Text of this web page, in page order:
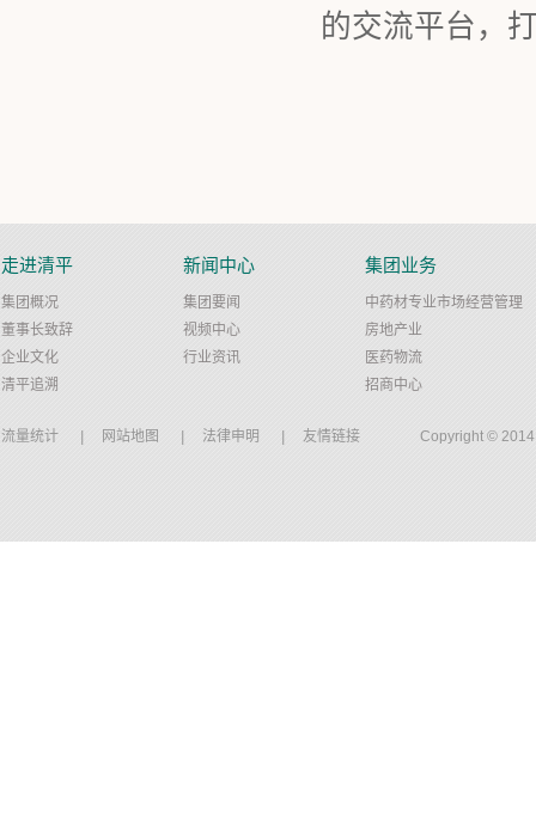
的交流平台，
走进清平
集团概况
董事长致辞
企业文化
清平追溯
新闻中心
集团要闻
视频中心
行业资讯
集团业务
中药材专业市场经营管理
房地产业
医药物流
招商中心
流量统计 网站地图 法律申明 友情链接 Copyright ©